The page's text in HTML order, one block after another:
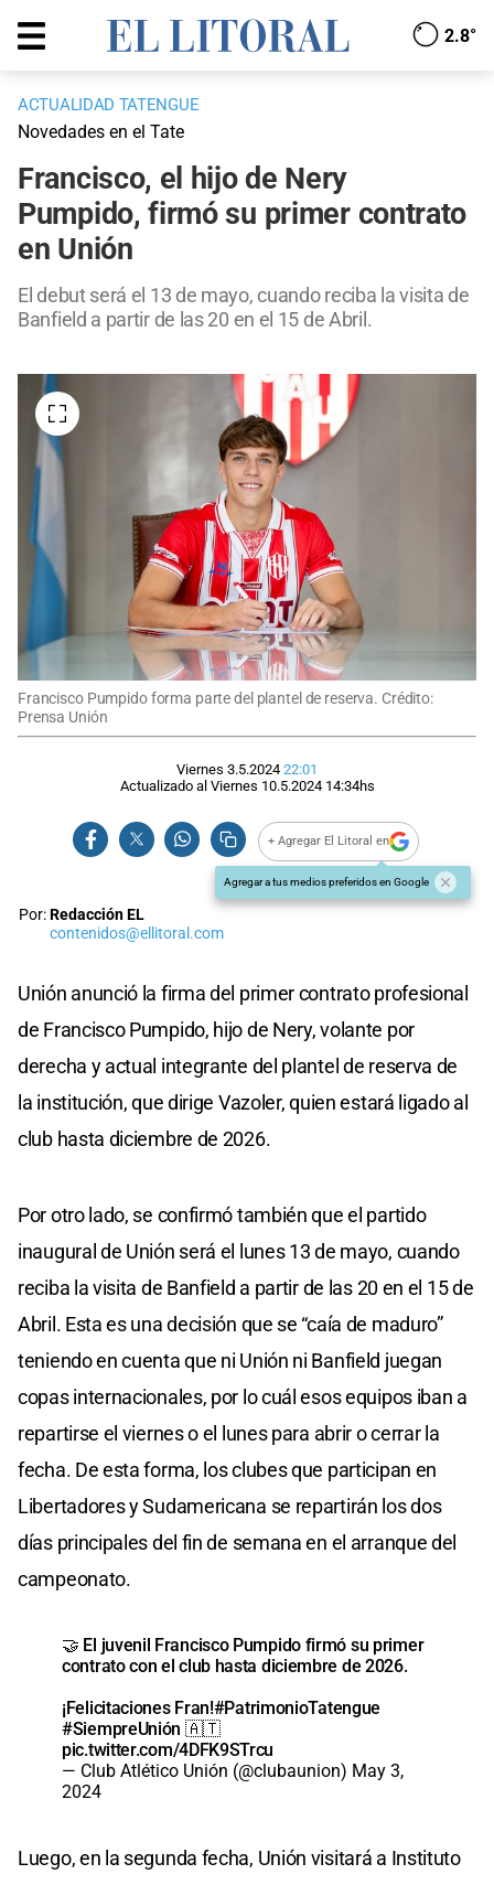
2.8°
ACTUALIDAD TATENGUE
Novedades en el Tate
Francisco, el hijo de Nery
Pumpido, firmó su primer contrato
en Unión
El debut será el 13 de mayo, cuando reciba la visita de
Banfield a partir de las 20 en el 15 de Abril.
Francisco Pumpido forma parte del plantel de reserva. Crédito:
Prensa Unión
Viernes 3.5.2024 22:01
Actualizado al Viernes 10.5.2024 14:34hs
+ Agregar El Litoral en
Agregar a tus medios preferidos en Google
Por:Redacción EL
contenidos@ellitoral.com
Unión anunció la firma del primer contrato profesional
de Francisco Pumpido, hijo de Nery, volante por
derecha y actual integrante del plantel de reserva de
la institución, que dirige Vazoler, quien estará ligado al
club hasta diciembre de 2026.
Por otro lado, se confirmó también que el partido
inaugural de Unión será el lunes 13 de mayo, cuando
reciba la visita de Banfield a partir de las 20 en el 15 de
Abril. Esta es una decisión que se “caía de maduro”
teniendo en cuenta que ni Unión ni Banfield juegan
copas internacionales, por lo cuál esos equipos iban a
repartirse el viernes o el lunes para abrir o cerrar la
fecha. De esta forma, los clubes que participan en
Libertadores y Sudamericana se repartirán los dos
días principales del fin de semana en el arranque del
campeonato.
🤝 El juvenil Francisco Pumpido firmó su primer
contrato con el club hasta diciembre de 2026.
¡Felicitaciones Fran!#PatrimonioTatengue
#SiempreUnión 🇦🇹
pic.twitter.com/4DFK9STrcu
— Club Atlético Unión (@clubaunion) May 3,
2024
Luego, en la segunda fecha, Unión visitará a Instituto